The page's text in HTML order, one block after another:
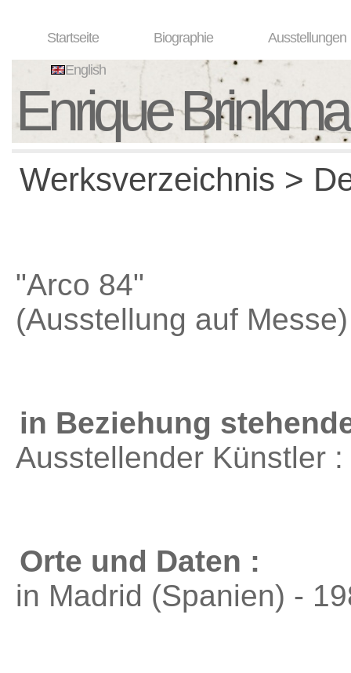
Startseite Biographie Ausstellungen
English
Enrique
Werksverzeichnis >
"Arco 84"
(Ausstellung auf Messe)
in Beziehung
Ausstellender Künstler
Orte und Daten :
in Madrid (Spanien) -